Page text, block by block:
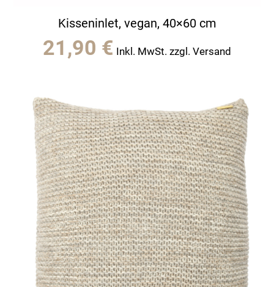
Kisseninlet, vegan, 40×60 cm
21,90 € Inkl. MwSt. zzgl. Versand